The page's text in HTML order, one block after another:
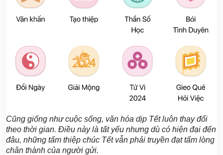
Cũng giống như cuộc sống, văn hóa dịp Tết luôn thay đổi
theo thời gian. Điều này là tất yếu nhưng dù có hiện đại đến
đâu, những tấm thiệp chúc Tết vẫn phải truyền đạt tấm lòng
chân thành của người gửi.